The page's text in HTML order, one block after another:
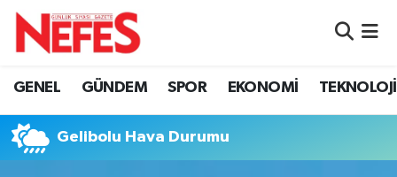
GENEL GÜNDEM SPOR EKONOMİ TEKNOLOJİ
Gelibolu Hava Durumu
Hava Durumu
Namaz Vakitleri